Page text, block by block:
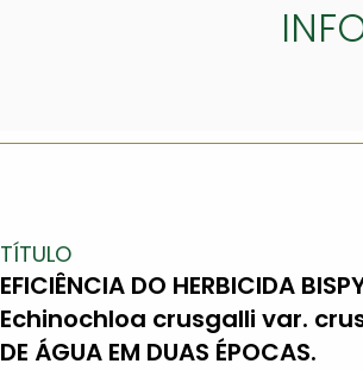
TÍTULO
EFICIÊNCIA DO HERBICIDA
Echinochloa crusgalli var.
DE ÁGUA EM DUAS ÉPOCAS.